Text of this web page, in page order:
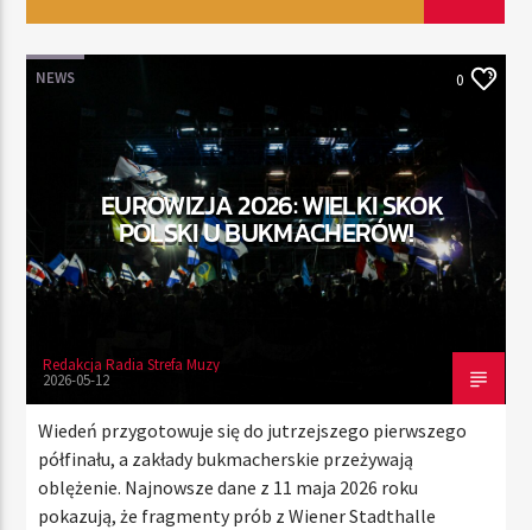
RADIO STREFA MUZY
00:00 24:00
NEWS 0
EUROWIZJA 2026: WIELKI SKOK
POLSKI U BUKMACHERÓW!
Redakcja Radia Strefa Muzy
2026-05-12
Wiedeń przygotowuje się do jutrzejszego pierwszego
półfinału, a zakłady bukmacherskie przeżywają
oblężenie. Najnowsze dane z 11 maja 2026 roku
pokazują, że fragmenty prób z Wiener Stadthalle